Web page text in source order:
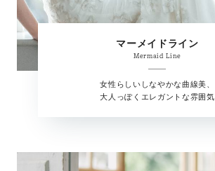
マーメイドライン
Mermaid Line
女性らしいしなやかな曲線美、
大人っぽくエレガントな雰囲気